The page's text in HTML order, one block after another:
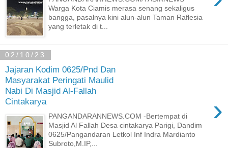
Warga Kota Ciamis merasa senang sekaligus
bangga, pasalnya kini alun-alun Taman Raflesia
yang terletak di t...
02/10/23
Jajaran Kodim 0625/Pnd Dan
Masyarakat Peringati Maulid
Nabi Di Masjid Al-Fallah
Cintakarya
›
PANGANDARANNEWS.COM -Bertempat di
Masjid Al Fallah Desa cintakarya Parigi, Dandim
0625/Pangandaran Letkol Inf Indra Mardianto
Subroto,M.IP,...